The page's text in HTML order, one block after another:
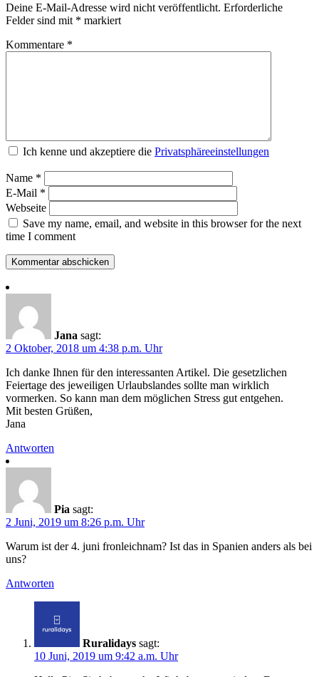
Deine E-Mail-Adresse wird nicht veröffentlicht. Erforderliche
Felder sind mit * markiert
Kommentare *
Ich kenne und akzeptiere die Privatsphäreeinstellungen
Name *
E-Mail *
Webseite
Save my name, email, and website in this browser for the next
time I comment
Jana sagt:
2 Oktober, 2018 um 4:38 p.m. Uhr
Ich danke Ihnen für den interessanten Artikel. Die gesetzlichen
Feiertage des jeweiligen Urlaubslandes sollte man wirklich
vormerken. So kann man dem möglichen Stress gut entgehen.
Mit besten Grüßen,
Jana
Antworten
Pia sagt:
2 Juni, 2019 um 8:26 p.m. Uhr
Warum ist der 4. juni fronleichnam? Ist das in Spanien anders als bei
uns?
Antworten
Ruralidays sagt:
10 Juni, 2019 um 9:42 a.m. Uhr